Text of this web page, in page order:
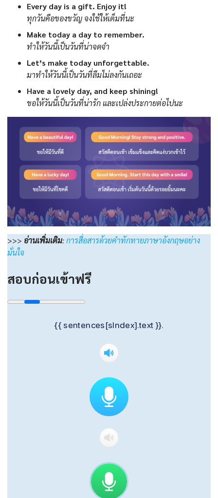
Every day is a gift. Enjoy it!
ทุกวันคือของขวัญ จงใช้ให้เต็มที่นะ
Make today a day to remember.
ทำให้วันนี้เป็นวันที่น่าจดจำ
Let’s make today unforgettable.
มาทำให้วันนี้เป็นวันที่ลืมไม่ลงกันเถอะ
Have a lovely day, and keep shining!
ขอให้วันนี้เป็นวันที่น่ารัก และเปล่งประกายต่อไปนะ
>>> อ่านเพิ่มเติม:การสื่อสารด้วยคำทักทายภาษาอังกฤษอย่าง
มั่นใจ
สอบก่อนเข้าฟรี
{{ sentences[sIndex].text }}.